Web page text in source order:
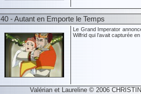
40 - Autant en Emporte le Temps
Le Grand Imperator
Wilfrid qui l’avait capturée
Valérian et Laureline © 2006